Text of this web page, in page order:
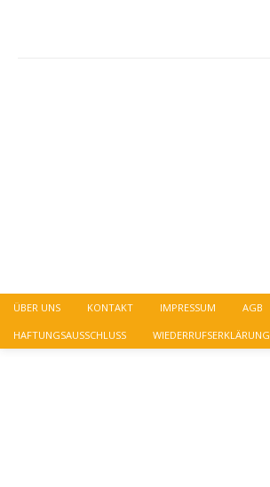
ÜBER UNS KONTAKT IMPRESSUM AGB
HAFTUNGSAUSSCHLUSS WIEDERRUFSERKLÄRUNG